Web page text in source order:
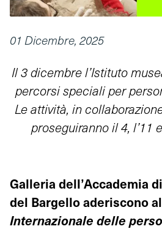
01 Dicembre, 2025
Il 3 dicembre l’Istituto
percorsi speciali per
Le attività, in
proseguiranno il 4, l’11
Galleria dell’Accademia
del Bargello aderiscono
Internazionale delle